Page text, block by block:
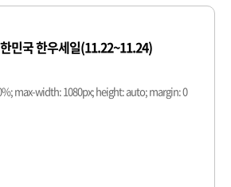
민국 한우세일(11.22~11.24)
max-width: 1080px; height: auto; margin: 0